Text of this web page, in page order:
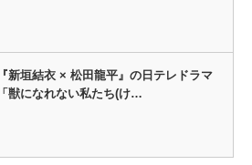
『新垣結衣 × 松田龍平』の日テレドラマ
「獣になれない私たち(け…